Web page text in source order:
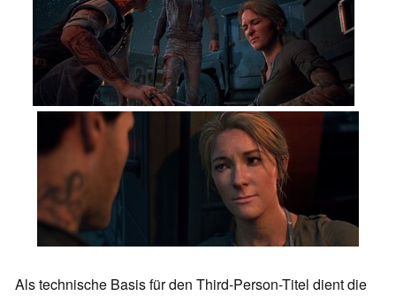
Als technische Basis für den Third-Person-Titel dient die